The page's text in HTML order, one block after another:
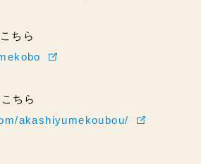
ちら
ちら
akashiyumekoubou/